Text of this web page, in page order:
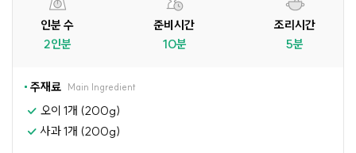
인분 수
2인분
준비시간
10분
조리시간
5분
주재료 Main Ingredient
오이 1개 (200g)
사과 1개 (200g)